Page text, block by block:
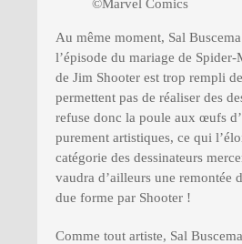
©Marvel Comics
Au même moment, Sal
l’épisode du mariage de
de Jim Shooter est trop rempli
permettent pas de réaliser des
refuse donc la poule aux œufs
purement artistiques, ce qui
catégorie des dessinateurs
vaudra d’ailleurs une remontée
due forme par Shooter !
Comme tout artiste, Sal